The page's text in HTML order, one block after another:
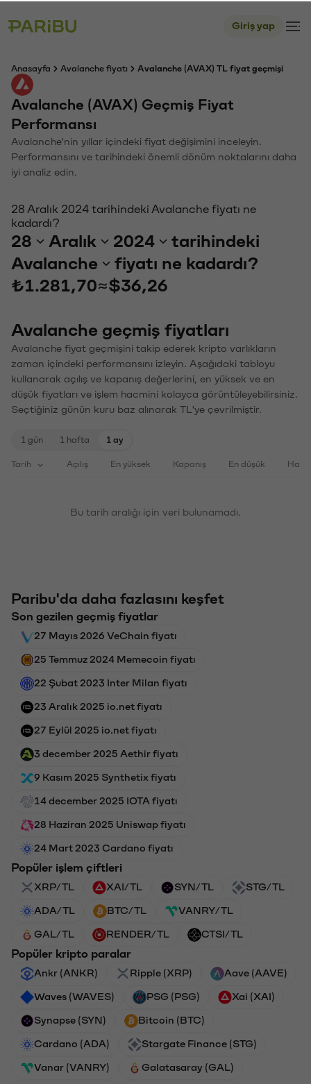
Giriş yap
Anasayfa Avalanche fiyatı Avalanche (AVAX) TL fiyat geçmişi
Avalanche (AVAX) Geçmiş Fiyat
Performansı
Avalanche'nin yıllar içindeki fiyat değişimini inceleyin.
Performansını ve tarihindeki önemli dönüm noktalarını daha
iyi analiz edin.
28 Aralık 2024 tarihindeki Avalanche fiyatı ne
kadardı?
28 Aralık 2024
tarihindeki
Avalanche
fiyatı ne kadardı?
₺1.281,70≈$36,26
Avalanche geçmiş fiyatları
Avalanche fiyat geçmişini takip ederek kripto varlıkların
zaman içindeki performansını izleyin. Aşağıdaki tabloyu
kullanarak açılış ve kapanış değerlerini, en yüksek ve en
düşük fiyatları ve işlem hacmini kolayca görüntüleyebilirsiniz.
Seçtiğiniz günün kuru baz alınarak TL'ye çevrilmiştir.
1 gün 1 hafta 1 ay
Tarih Açılış En yüksek Kapanış En düşük
Bu tarih aralığı için veri bulunamadı.
Paribu'da daha fazlasını keşfet
Son gezilen geçmiş fiyatlar
27 Mayıs 2026 VeChain fiyatı
25 Temmuz 2024 Memecoin fiyatı
22 Şubat 2023 Inter Milan fiyatı
23 Aralık 2025 io.net fiyatı
27 Eylül 2025 io.net fiyatı
3 december 2025 Aethir fiyatı
9 Kasım 2025 Synthetix fiyatı
14 december 2025 IOTA fiyatı
28 Haziran 2025 Uniswap fiyatı
24 Mart 2023 Cardano fiyatı
Popüler işlem çiftleri
XRP/TL XAI/TL SYN/TL STG/TL
ADA/TL BTC/TL VANRY/TL
GAL/TL RENDER/TL CTSI/TL
Popüler kripto paralar
Ankr (ANKR) Ripple (XRP) Aave (AAVE)
Waves (WAVES) PSG (PSG) Xai (XAI)
Synapse (SYN) Bitcoin (BTC)
Cardano (ADA) Stargate Finance (STG)
Vanar (VANRY) Galatasaray (GAL)